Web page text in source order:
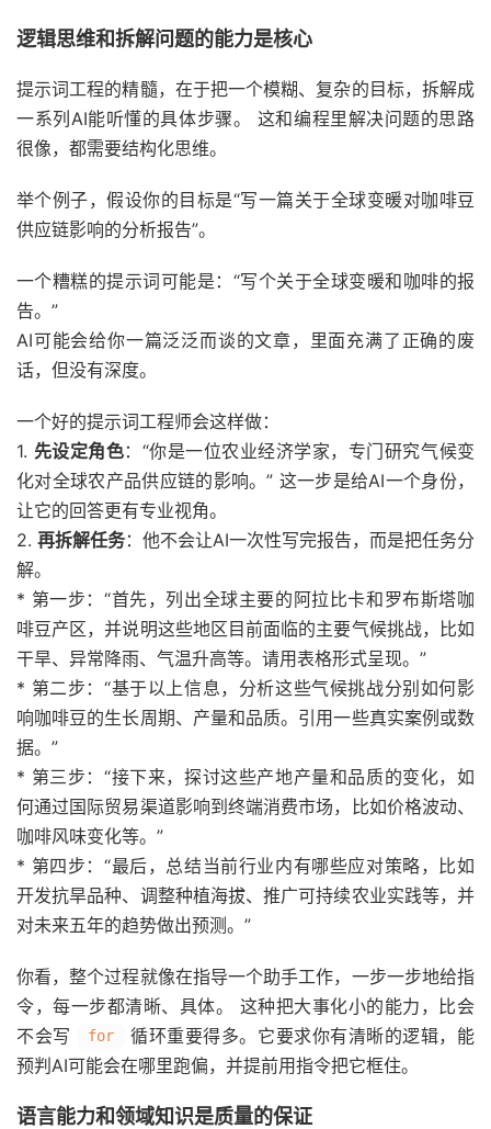
逻辑思维和拆解问题的能力是核心
提示词工程的精髓，在于把一个模糊、复杂的目标，拆解成
一系列AI能听懂的具体步骤。 这和编程里解决问题的思路
很像，都需要结构化思维。
举个例子，假设你的目标是“写一篇关于全球变暖对咖啡豆
供应链影响的分析报告”。
一个糟糕的提示词可能是：“写个关于全球变暖和咖啡的报
告。”
AI可能会给你一篇泛泛而谈的文章，里面充满了正确的废
话，但没有深度。
一个好的提示词工程师会这样做：
1. 先设定角色：“你是一位农业经济学家，专门研究气候变
化对全球农产品供应链的影响。” 这一步是给AI一个身份，
让它的回答更有专业视角。
2. 再拆解任务：他不会让AI一次性写完报告，而是把任务分
解。
* 第一步：“首先，列出全球主要的阿拉比卡和罗布斯塔咖
啡豆产区，并说明这些地区目前面临的主要气候挑战，比如
干旱、异常降雨、气温升高等。请用表格形式呈现。”
* 第二步：“基于以上信息，分析这些气候挑战分别如何影
响咖啡豆的生长周期、产量和品质。引用一些真实案例或数
据。”
* 第三步：“接下来，探讨这些产地产量和品质的变化，如
何通过国际贸易渠道影响到终端消费市场，比如价格波动、
咖啡风味变化等。”
* 第四步：“最后，总结当前行业内有哪些应对策略，比如
开发抗旱品种、调整种植海拔、推广可持续农业实践等，并
对未来五年的趋势做出预测。”
你看，整个过程就像在指导一个助手工作，一步一步地给指
令，每一步都清晰、具体。 这种把大事化小的能力，比会
不会写
for
循环重要得多。它要求你有清晰的逻辑，能
预判AI可能会在哪里跑偏，并提前用指令把它框住。
语言能力和领域知识是质量的保证